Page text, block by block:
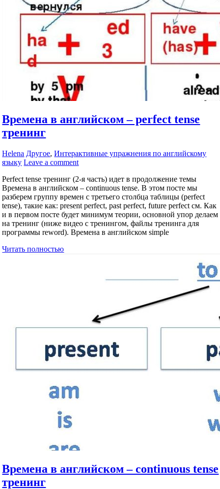
Времена в английском – perfect tense
тренинг
Helena Другое,Интерактивные упражнения по английскому
языку Leave a comment
Perfect tense тренинг (2-я часть) идет в продолжение темы
Времена в английском – continuous tense. В этом посте мы
разберем группу времен с третьего столбца таблицы (perfect
tense), такие как: present perfect, past perfect, future perfect см. Как
и в первом посте будет минимум теории, основной упор делаем
на тренинг (ниже видео с тренингом, файлы тренинга для
программы reword). Времена в английском simple
Читать полностью
Времена в английском – continuous tense
тренинг